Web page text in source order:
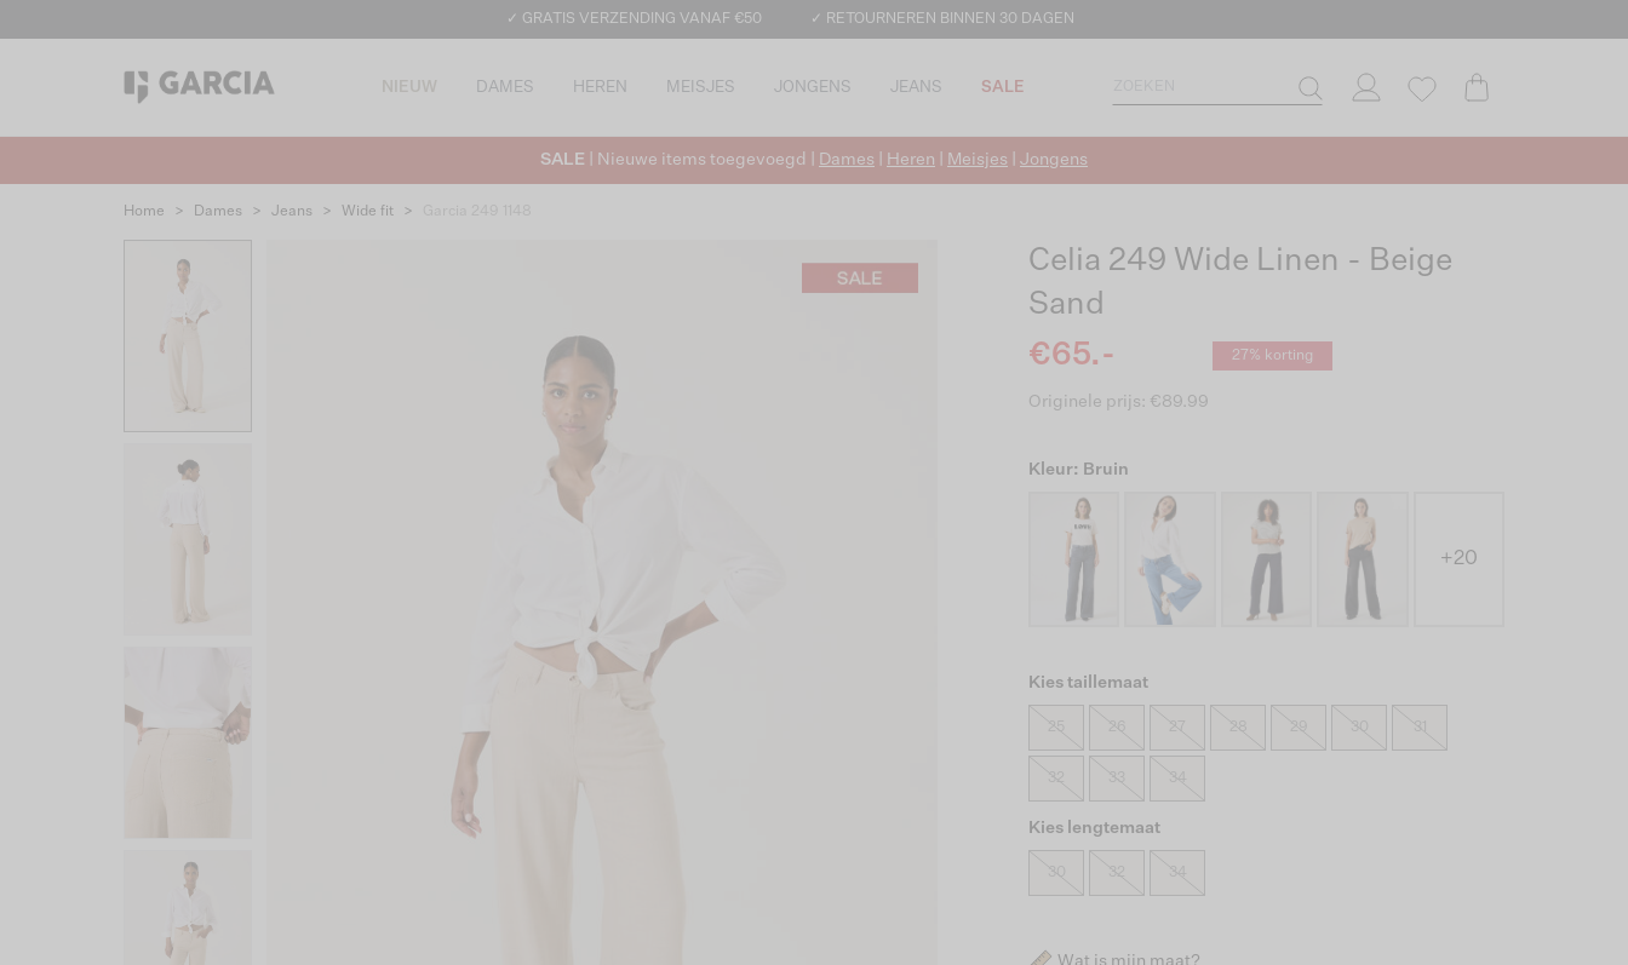
✓ GRATIS VERZENDING VANAF €50 ✓ RETOURNEREN BINNEN 30 DAGEN
NIEUW DAMES HEREN MEISJES JONGENS JEANS SALE
SALE | Nieuwe items toegevoegd | Dames Heren Meisjes Jongens
Home > Dames > Jeans > Wide fit >
Celia 249 Wide Linen - Beige
Sand
€65.-
27% korting
Originele prijs: €89.99
Kleur: Bruin
+20
Kies taillemaat
25 26 27 28 29 30 31
32 33 34
Kies lengtemaat
30 32 34
Wat is mijn maat?